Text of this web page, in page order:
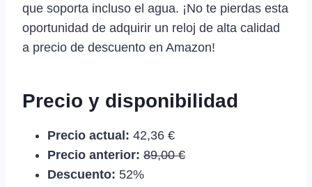
que soporta incluso el agua. ¡No te pierdas esta
oportunidad de adquirir un reloj de alta calidad
a precio de descuento en Amazon!
Precio y disponibilidad
Precio actual: 42,36 €
Precio anterior: 89,00 €
Descuento: 52%